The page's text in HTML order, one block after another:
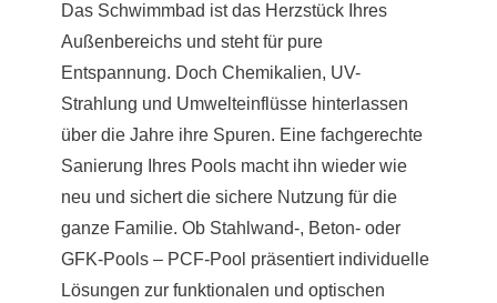
Das Schwimmbad ist das Herzstück Ihres
Außenbereichs und steht für pure
Entspannung. Doch Chemikalien, UV-
Strahlung und Umwelteinflüsse hinterlassen
über die Jahre ihre Spuren. Eine fachgerechte
Sanierung Ihres Pools macht ihn wieder wie
neu und sichert die sichere Nutzung für die
ganze Familie. Ob Stahlwand-, Beton- oder
GFK-Pools – PCF-Pool präsentiert individuelle
Lösungen zur funktionalen und optischen